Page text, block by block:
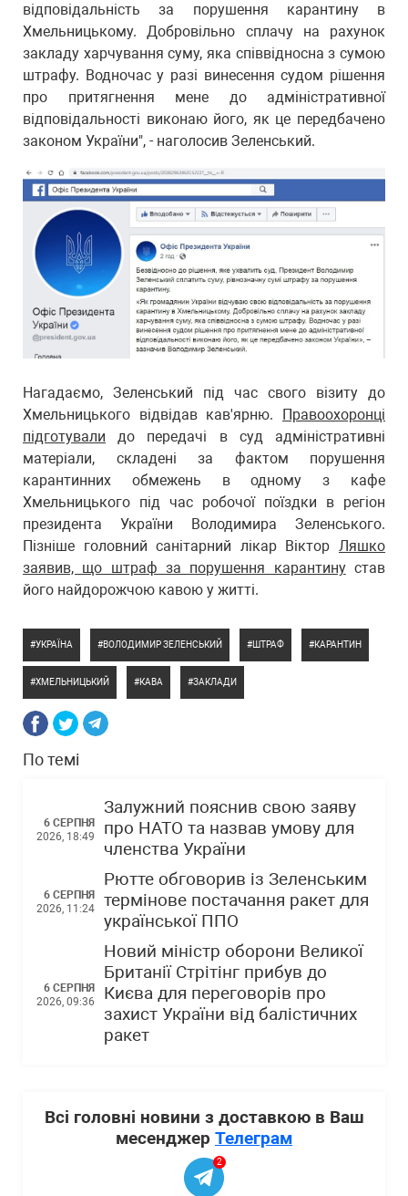
відповідальність за порушення карантину в
Хмельницькому. Добровільно сплачу на рахунок
закладу харчування суму, яка співвідносна з сумою
штрафу. Водночас у разі винесення судом рішення
про притягнення мене до адміністративної
відповідальності виконаю його, як це передбачено
законом України", - наголосив Зеленський.
Нагадаємо, Зеленський під час свого візиту до
Хмельницького відвідав кав'ярню. Правоохоронці
підготували до передачі в суд адміністративні
матеріали, складені за фактом порушення
карантинних обмежень в одному з кафе
Хмельницького під час робочої поїздки в регіон
президента України Володимира Зеленського.
Пізніше головний санітарний лікар Віктор Ляшко
заявив, що штраф за порушення карантинустав
його найдорожчою кавою у житті.
УКРАЇНА ВОЛОДИМИР ЗЕЛЕНСЬКИЙ ШТРАФ КАРАНТИН
ХМЕЛЬНИЦЬКИЙ КАВА ЗАКЛАДИ
По темі
6 СЕРПНЯ
2026, 18:49
Залужний пояснив свою заяву
про НАТО та назвав умову для
членства України
6 СЕРПНЯ
2026, 11:24
Рютте обговорив із Зеленським
термінове постачання ракет для
української ППО
6 СЕРПНЯ
2026, 09:36
Новий міністр оборони Великої
Британії Стрітінг прибув до
Києва для переговорів про
захист України від балістичних
ракет
Всі головні новини з доставкою в Ваш
месенджер Телеграм
2